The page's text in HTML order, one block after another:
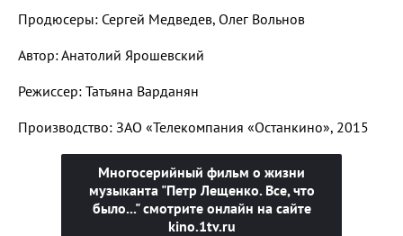
Продюсеры: Сергей Медведев, Олег Вольнов
Автор: Анатолий Ярошевский
Режиссер: Татьяна Варданян
Производство: ЗАО «Телекомпания «Останкино», 2015
Многосерийный фильм о жизни
музыканта "Петр Лещенко. Все, что
было..." смотрите онлайн на сайте
kino.1tv.ru